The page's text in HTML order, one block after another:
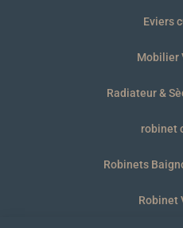
Eviers
Mobilier
Radiateur &
robinet
Robinets
Robinet